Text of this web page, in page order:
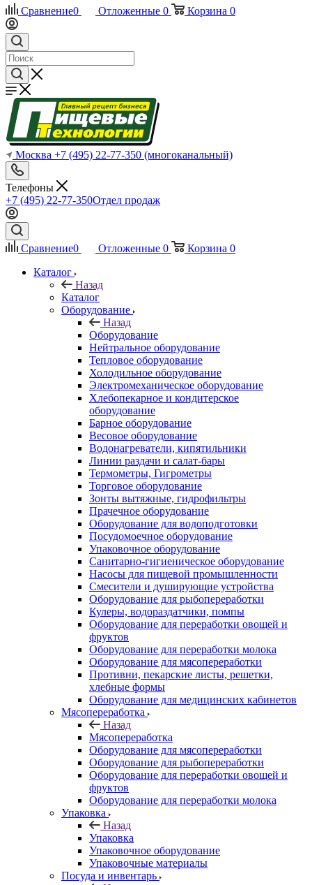
Сравнение0 Отложенные 0 Корзина 0
Москва +7 (495) 22-77-350 (многоканальный)
Телефоны
+7 (495) 22-77-350Отдел продаж
Сравнение0 Отложенные 0 Корзина 0
Каталог
Назад
Каталог
Оборудование
Назад
Оборудование
Нейтральное оборудование
Тепловое оборудование
Холодильное оборудование
Электромеханическое оборудование
Хлебопекарное и кондитерское
оборудование
Барное оборудование
Весовое оборудование
Водонагреватели, кипятильники
Линии раздачи и салат-бары
Термометры, Гигрометры
Торговое оборудование
Зонты вытяжные, гидрофильтры
Прачечное оборудование
Оборудование для водоподготовки
Посудомоечное оборудование
Упаковочное оборудование
Санитарно-гигиеническое оборудование
Насосы для пищевой промышленности
Смесители и душирующие устройства
Оборудование для рыбопереработки
Кулеры, водораздатчики, помпы
Оборудование для переработки овощей и
фруктов
Оборудование для переработки молока
Оборудование для мясопереработки
Противни, пекарские листы, решетки,
хлебные формы
Оборудование для медицинских кабинетов
Мясопереработка
Назад
Мясопереработка
Оборудование для мясопереработки
Оборудование для рыбопереработки
Оборудование для переработки овощей и
фруктов
Оборудование для переработки молока
Упаковка
Назад
Упаковка
Упаковочное оборудование
Упаковочные материалы
Посуда и инвентарь